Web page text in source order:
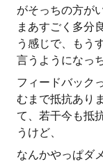
がそっちの方が
まあすごく多分
う感じで、もう
言うようになっ
フィードバック
むまで抵抗あり
て、若干今も抵
うけど、
なんかやっぱダ